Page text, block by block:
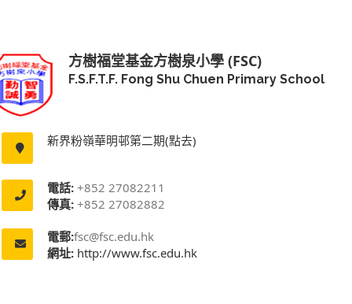
方樹福堂基金方樹泉小學 (FSC)
F.S.F.T.F. Fong Shu Chuen Primary School
新界粉嶺華明邨第二期(點去)
電話: +852 27082211
傳真: +852 27082882
電郵:fsc@fsc.edu.hk
網址: http://www.fsc.edu.hk